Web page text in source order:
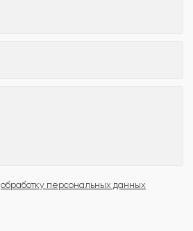
обработку персональных данных